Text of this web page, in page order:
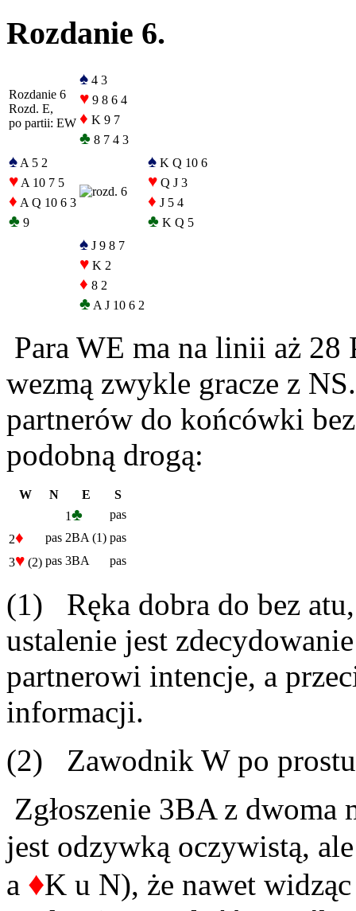
Rozdanie 6.
Rozdanie 6
Rozd. E,
po partii: EW
♠ 4 3
♥ 9 8 6 4
♦ K 9 7
♣ 8 7 4 3
♠ A 5 2
♥ A 10 7 5
♦ A Q 10 6 3
♣ 9
♠ K Q 10 6
♥ Q J 3
♦ J 5 4
♣ K Q 5
♠ J 9 8 7
♥ K 2
♦ 8 2
♣ A J 10 6 2
Para WE ma na linii aż 28
wezmą zwykle gracze z
partnerów do końcówki
podobną drogą:
W N E
S
1♣
pas
2♦ pas 2BA (1) pas
3♥ (2) pas 3BA pas
(1) Ręka dobra do bez
ustalenie jest
partnerowi intencje, a
informacji.
(2) Zawodnik W po
Zgłoszenie 3BA z dwoma
jest odzywką oczywistą,
a ♦K u N), że nawet